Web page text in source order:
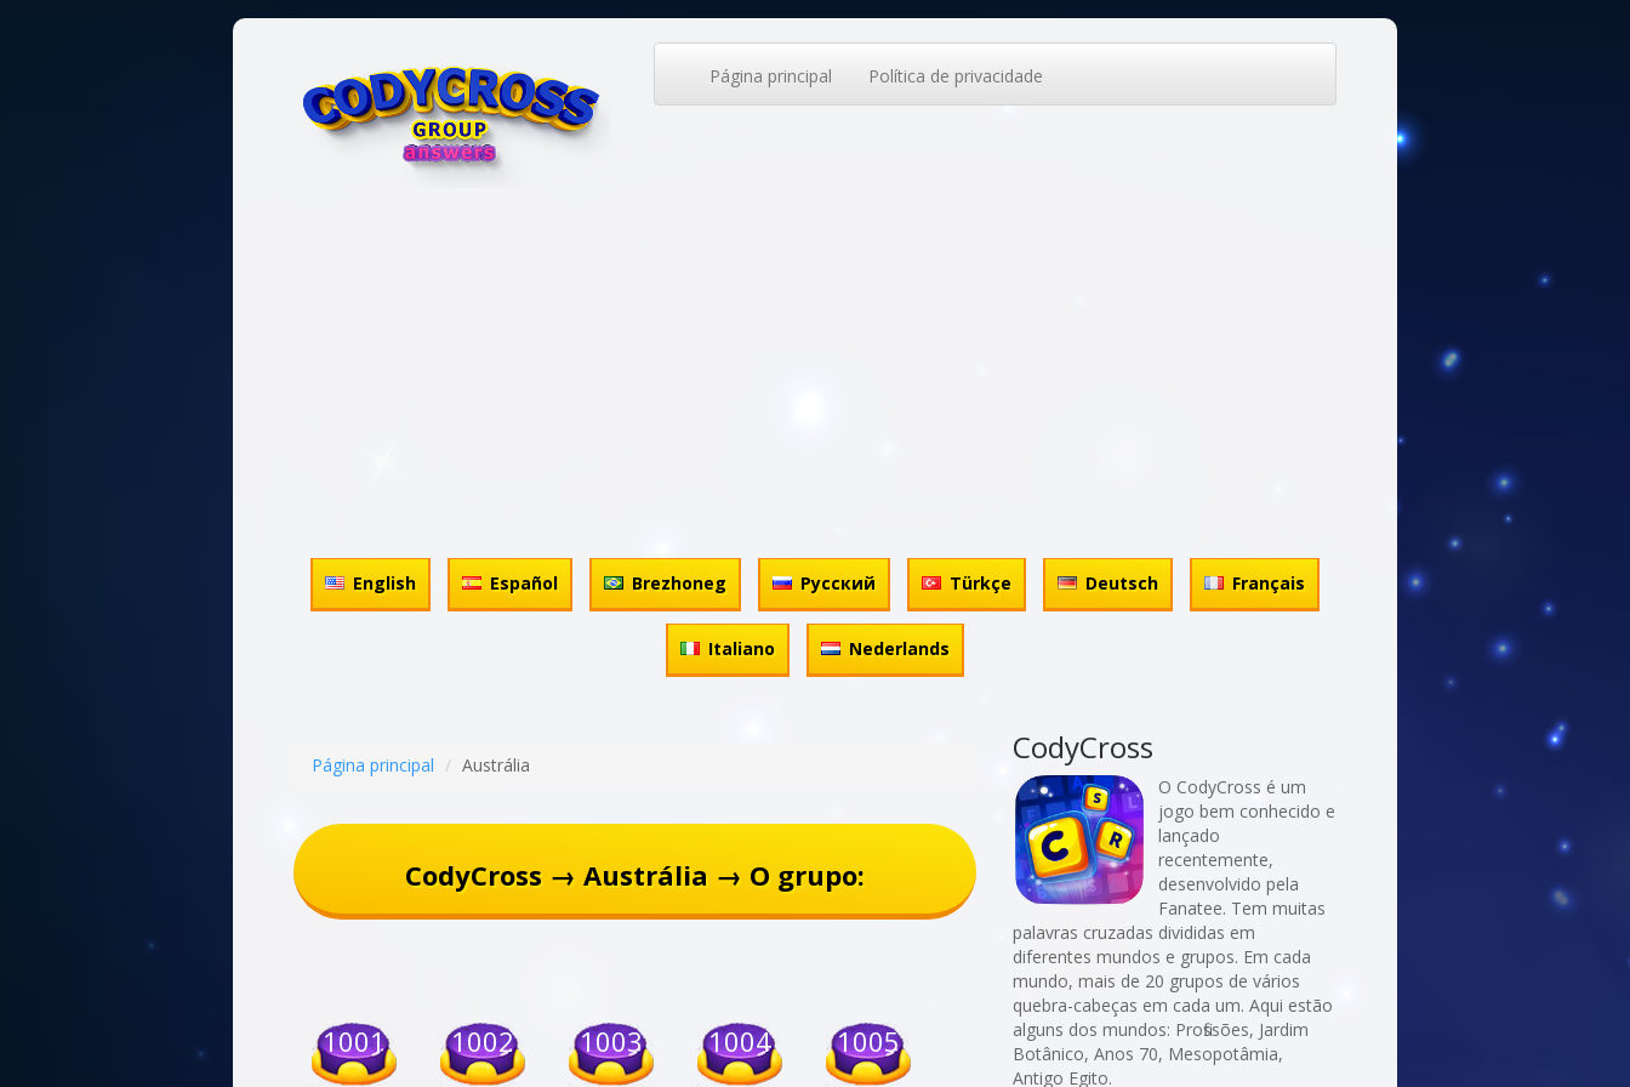
Página principal Política de privacidade
English Español Brezhoneg Русский Türkçe Deutsch Français
Italiano Nederlands
Página principal Austrália
CodyCross → Austrália → O grupo:
1001 1002 1003 1004 1005
CodyCross
O CodyCross é um
jogo bem conhecido e
lançado
recentemente,
desenvolvido pela
Fanatee. Tem muitas
palavras cruzadas divididas em
diferentes mundos e grupos. Em cada
mundo, mais de 20 grupos de vários
quebra-cabeças em cada um. Aqui estão
alguns dos mundos: Profissões, Jardim
Botânico, Anos 70, Mesopotâmia,
Antigo Egito.